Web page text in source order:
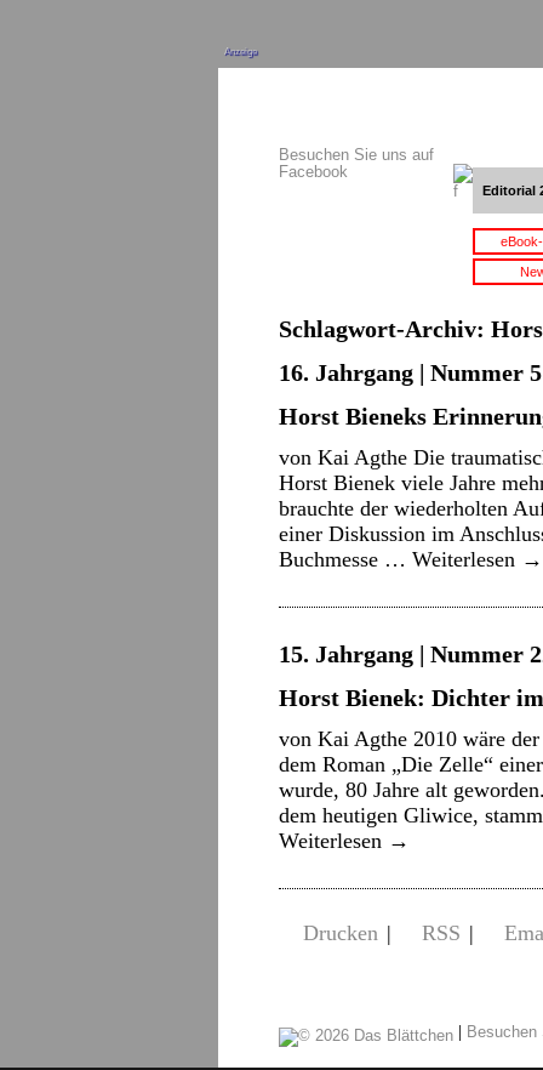
Anzeige
Besuchen Sie uns auf
Facebook
Editorial
Schlagwort-Archiv:
16. Jahrgang | Nummer
Horst Bieneks
von Kai Agthe Die
Horst Bienek viele Jahre
brauchte der wiederholten
einer Diskussion im
Buchmesse … Weiterlesen →
15. Jahrgang | Nummer
Horst Bienek: Dichter
von Kai Agthe 2010 wäre
dem Roman „Die Zelle“
wurde, 80 Jahre alt
dem heutigen Gliwice,
Weiterlesen →
Drucken | RSS |
|